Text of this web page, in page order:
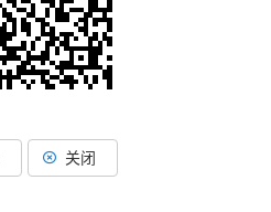
关闭
湖北省住建厅机关后勤服务
湖北省建筑事业发展中心